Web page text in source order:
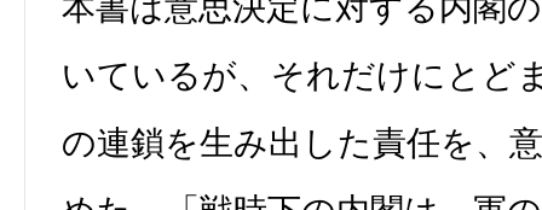
いているが、それだけにとど
の連鎖を生み出した責任を、